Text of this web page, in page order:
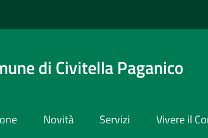
di Civitella Paganico
Novità Servizi Vivere il